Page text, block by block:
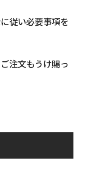
従い必要事項を
注文もうけ賜っ